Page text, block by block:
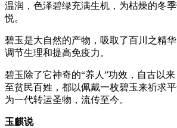
温润，色泽碧绿充满生机，为枯燥的冬
悦。
碧玉是大自然的产物，吸取了百川之精华
调节生理和提高免疫力。
碧玉除了它神奇的“养人”功效，自古以
至贫民百姓，都以佩戴一枚碧玉来祈求
为一代转运圣物，流传至今。
玉麒说